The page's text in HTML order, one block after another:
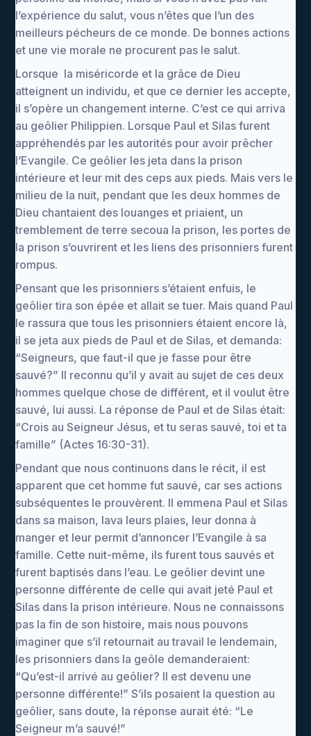
l’expérience du salut, vous n’êtes que l’un des
meilleurs pécheurs de ce monde. De bonnes actions
et une vie morale ne procurent pas le salut.
Lorsque la miséricorde et la grâce de Dieu
atteignent un individu, et que ce dernier les accepte,
il s’opère un changement interne. C’est ce qui arriva
au geôlier Philippien. Lorsque Paul et Silas furent
appréhendés par les autorités pour avoir prêcher
l’Evangile. Ce geôlier les jeta dans la prison
intérieure et leur mit des ceps aux pieds. Mais vers le
milieu de la nuit, pendant que les deux hommes de
Dieu chantaient des louanges et priaient, un
tremblement de terre secoua la prison, les portes de
la prison s’ouvrirent et les liens des prisonniers furent
rompus.
Pensant que les prisonniers s’étaient enfuis, le
geôlier tira son épée et allait se tuer. Mais quand Paul
le rassura que tous les prisonniers étaient encore là,
il se jeta aux pieds de Paul et de Silas, et demanda:
“Seigneurs, que faut-il que je fasse pour être
sauvé?” Il reconnu qu’il y avait au sujet de ces deux
hommes quelque chose de différent, et il voulut être
sauvé, lui aussi. La réponse de Paul et de Silas était:
“Crois au Seigneur Jésus, et tu seras sauvé, toi et ta
famille” (Actes 16:30-31).
Pendant que nous continuons dans le récit, il est
apparent que cet homme fut sauvé, car ses actions
subséquentes le prouvèrent. Il emmena Paul et Silas
dans sa maison, lava leurs plaies, leur donna à
manger et leur permit d’annoncer l’Evangile à sa
famille. Cette nuit-même, ils furent tous sauvés et
furent baptisés dans l’eau. Le geôlier devint une
personne différente de celle qui avait jeté Paul et
Silas dans la prison intérieure. Nous ne connaissons
pas la fin de son histoire, mais nous pouvons
imaginer que s’il retournait au travail le lendemain,
les prisonniers dans la geôle demanderaient:
“Qu’est-il arrivé au geôlier? Il est devenu une
personne différente!” S’ils posaient la question au
geôlier, sans doute, la réponse aurait été: “Le
Seigneur m’a sauvé!”